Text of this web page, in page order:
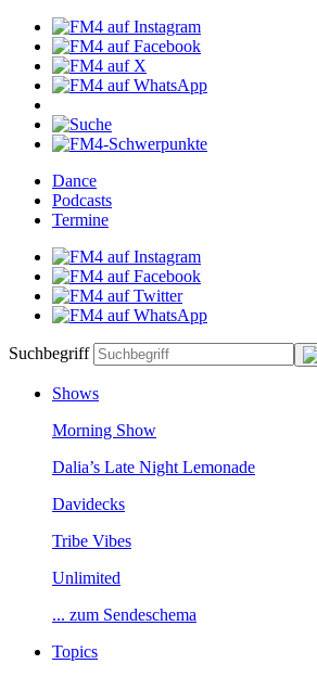
Dance
Podcasts
Termine
Suchbegriff
Shows
MorningShow
Dalia’sLateNightLemonade
Davidecks
TribeVibes
Unlimited
...zumSendeschema
Topics